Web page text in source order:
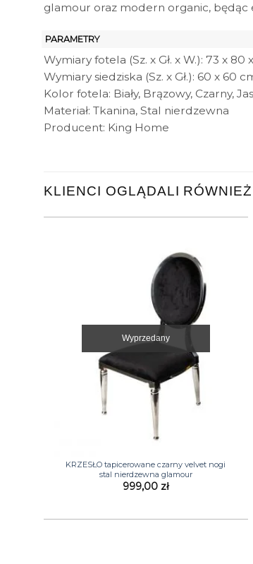
glamour oraz modern organic,
PARAMETRY
Wymiary fotela (Sz. x Gł. x W.): 73 x 80
Wymiary siedziska (Sz. x Gł.): 60 x 60
Kolor fotela: Biały, Brązowy, Czarny,
Materiał: Tkanina, Stal nierdzewna
Producent: King Home
KLIENCI OGLĄDALI RÓWNIEŻ
Wyprzedany
KRZESŁO tapicerowane czarny velvet nogi
stal nierdzewna glamour
999,00 zł